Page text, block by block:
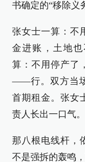
书确定的“移除义
张女士一算：不
金进账，土地
算：不用停产了
——行。双方当
首期租金。张女
责人长出一口气。
那八根电线杆，
不是强拆的轰鸣